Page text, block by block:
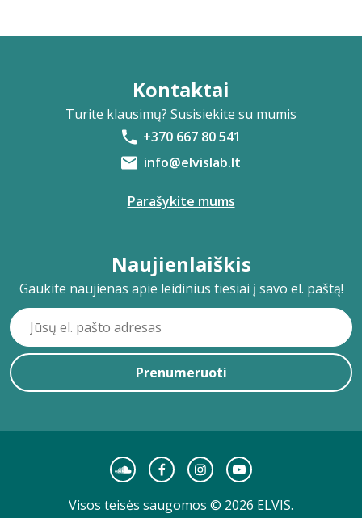
Kontaktai
Turite klausimų? Susisiekite su mumis
+370 667 80 541
info@elvislab.lt
Parašykite mums
Naujienlaiškis
Gaukite naujienas apie leidinius tiesiai į savo el. paštą!
Prenumeruoti
Visos teisės saugomos © 2026 ELVIS.